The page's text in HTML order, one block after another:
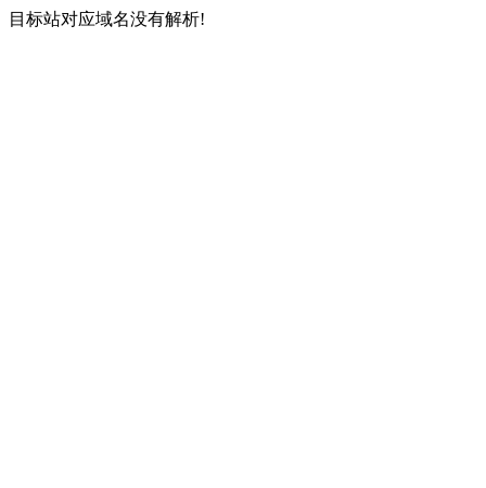
目标站对应域名没有解析!